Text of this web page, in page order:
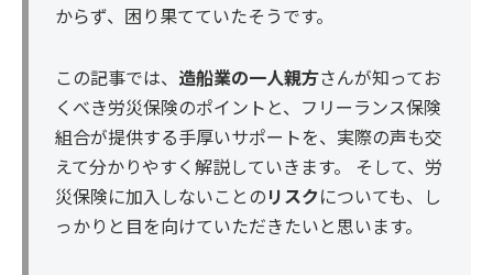
からず、困り果てていたそうです。
この記事では、 造船業の一人親方さんが知ってお
くべき労災保険のポイントと、フリーランス保険
組合が提供する手厚いサポートを、実際の声も交
えて分かりやすく解説していきます。 そして、労
災保険に加入しないことのリスクについても、し
っかりと目を向けていただきたいと思います。